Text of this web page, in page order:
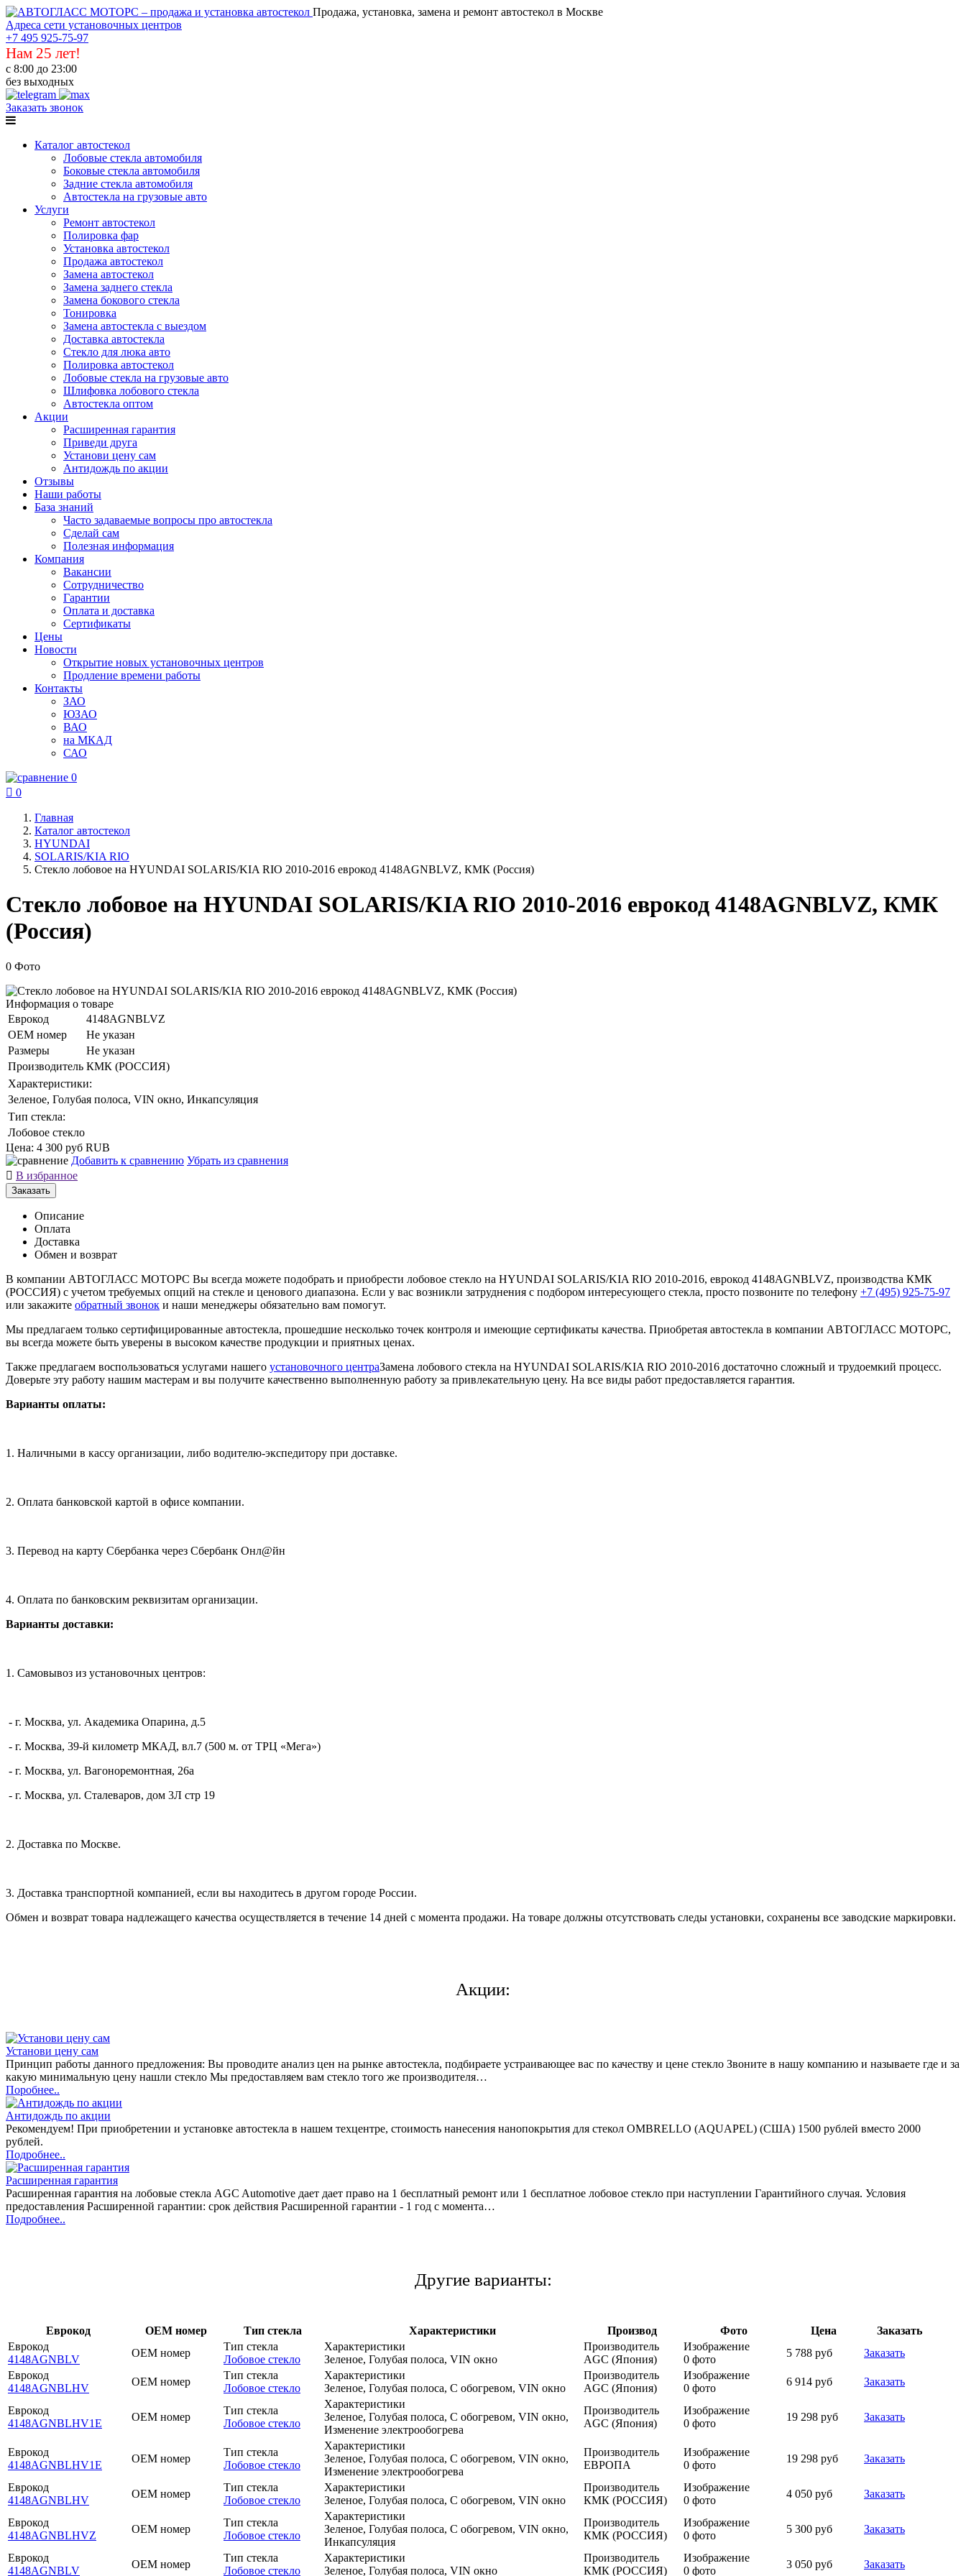
Продажа, установка, замена и ремонт автостекол в Москве
Адреса сети установочных центров
+7 495 925-75-97
Нам 25 лет!
с 8:00 до 23:00
без выходных
Заказать звонок
Каталог автостекол
Лобовые стекла автомобиля
Боковые стекла автомобиля
Задние стекла автомобиля
Автостекла на грузовые авто
Услуги
Ремонт автостекол
Полировка фар
Установка автостекол
Продажа автостекол
Замена автостекол
Замена заднего стекла
Замена бокового стекла
Тонировка
Замена автостекла с выездом
Доставка автостекла
Стекло для люка авто
Полировка автостекол
Лобовые стекла на грузовые авто
Шлифовка лобового стекла
Автостекла оптом
Акции
Расширенная гарантия
Приведи друга
Установи цену сам
Антидождь по акции
Отзывы
Наши работы
База знаний
Часто задаваемые вопросы про автостекла
Сделай сам
Полезная информация
Компания
Вакансии
Сотрудничество
Гарантии
Оплата и доставка
Сертификаты
Цены
Новости
Открытие новых установочных центров
Продление времени работы
Контакты
ЗАО
ЮЗАО
ВАО
на МКАД
САО
0
 0
Главная
Каталог автостекол
HYUNDAI
SOLARIS/KIA RIO
Стекло лобовое на HYUNDAI SOLARIS/KIA RIO 2010-2016 еврокод 4148AGNBLVZ, КМК (Россия)
Стекло лобовое на HYUNDAI SOLARIS/KIA RIO 2010-2016 еврокод 4148AGNBLVZ, КМК
(Россия)
0 Фото
Информация о товаре
Еврокод
4148AGNBLVZ
ОЕМ номер
Не указан
Размеры
Не указан
Производитель КМК (РОССИЯ)
Характеристики:
Зеленое, Голубая полоса, VIN окно, Инкапсуляция
Тип стекла:
Лобовое стекло
Цена: 4 300 руб RUB
Добавить к сравнению Убрать из сравнения
 В избранное
Заказать
Описание
Оплата
Доставка
Обмен и возврат
В компании АВТОГЛАСС МОТОРС Вы всегда можете подобрать и приобрести лобовое стекло на HYUNDAI SOLARIS/KIA RIO 2010-2016, еврокод 4148AGNBLVZ, производства КМК
(РОССИЯ) с учетом требуемых опций на стекле и ценового диапазона. Если у вас возникли затруднения с подбором интересующего стекла, просто позвоните по телефону +7 (495) 925-75-97
или закажите обратный звонок и наши менеджеры обязательно вам помогут.
Мы предлагаем только сертифицированные автостекла, прошедшие несколько точек контроля и имеющие сертификаты качества. Приобретая автостекла в компании АВТОГЛАСС МОТОРС,
вы всегда можете быть уверены в высоком качестве продукции и приятных ценах.
Также предлагаем воспользоваться услугами нашего установочного центраЗамена лобового стекла на HYUNDAI SOLARIS/KIA RIO 2010-2016 достаточно сложный и трудоемкий процесс.
Доверьте эту работу нашим мастерам и вы получите качественно выполненную работу за привлекательную цену. На все виды работ предоставляется гарантия.
Варианты оплаты:
1. Наличными в кассу организации, либо водителю-экспедитору при доставке.
2. Оплата банковской картой в офисе компании.
3. Перевод на карту Сбербанка через Сбербанк Онл@йн
4. Оплата по банковским реквизитам организации.
Варианты доставки:
1. Самовывоз из установочных центров:
- г. Москва, ул. Академика Опарина, д.5
- г. Москва, 39-й километр МКАД, вл.7 (500 м. от ТРЦ «Мега»)
- г. Москва, ул. Вагоноремонтная, 26а
- г. Москва, ул. Сталеваров, дом 3Л стр 19
2. Доставка по Москве.
3. Доставка транспортной компанией, если вы находитесь в другом городе России.
Обмен и возврат товара надлежащего качества осуществляется в течение 14 дней с момента продажи. На товаре должны отсутствовать следы установки, сохранены все заводские маркировки.
Акции:
Установи цену сам
Принцип работы данного предложения: Вы проводите анализ цен на рынке автостекла, подбираете устраивающее вас по качеству и цене стекло Звоните в нашу компанию и называете где и за
какую минимальную цену нашли стекло Мы предоставляем вам стекло того же производителя…
Поробнее..
Антидождь по акции
Рекомендуем! При приобретении и установке автостекла в нашем техцентре, стоимость нанесения нанопокрытия для стекол OMBRELLO (AQUAPEL) (США) 1500 рублей вместо 2000
рублей.
Подробнее..
Расширенная гарантия
Расширенная гарантия на лобовые стекла AGC Automotive дает дает право на 1 бесплатный ремонт или 1 бесплатное лобовое стекло при наступлении Гарантийного случая. Условия
предоставления Расширенной гарантии: срок действия Расширенной гарантии - 1 год с момента…
Подробнее..
Другие варианты:
Еврокод OEM номер Тип стекла Характеристики Производ Фото Цена
Заказать
Еврокод
4148AGNBLV
OEM номер
Тип стекла
Лобовое стекло
Характеристики
Зеленое, Голубая полоса, VIN окно
Производитель
AGC (Япония)
Изображение
0 фото
5 788 руб
Заказать
Еврокод
4148AGNBLHV
OEM номер
Тип стекла
Лобовое стекло
Характеристики
Зеленое, Голубая полоса, С обогревом, VIN окно
Производитель
AGC (Япония)
Изображение
0 фото
6 914 руб Заказать
Еврокод
4148AGNBLHV1E
OEM номер
Тип стекла
Лобовое стекло
Характеристики
Зеленое, Голубая полоса, С обогревом, VIN окно,
Изменение электрообогрева
Производитель
AGC (Япония)
Изображение
0 фото
19 298 руб Заказать
Еврокод
4148AGNBLHV1E
OEM номер
Тип стекла
Лобовое стекло
Характеристики
Зеленое, Голубая полоса, С обогревом, VIN окно,
Изменение электрообогрева
Производитель
ЕВРОПА
Изображение
0 фото
19 298 руб Заказать
Еврокод
4148AGNBLHV
OEM номер
Тип стекла
Лобовое стекло
Характеристики
Зеленое, Голубая полоса, С обогревом, VIN окно
Производитель
КМК (РОССИЯ)
Изображение
0 фото
4 050 руб Заказать
Еврокод
4148AGNBLHVZ
OEM номер
Тип стекла
Лобовое стекло
Характеристики
Зеленое, Голубая полоса, С обогревом, VIN окно,
Инкапсуляция
Производитель
КМК (РОССИЯ)
Изображение
0 фото
5 300 руб Заказать
Еврокод
4148AGNBLV
OEM номер
Тип стекла
Лобовое стекло
Характеристики
Зеленое, Голубая полоса, VIN окно
Производитель
КМК (РОССИЯ)
Изображение
0 фото
3 050 руб Заказать